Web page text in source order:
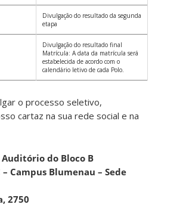
Divulgação do resultado da segunda
etapa
Divulgação do resultado final
Matrícula: A data da matrícula será
estabelecida de acordo com o
calendário letivo de cada Polo.
o processo seletivo,
cartaz na sua rede social e na
Auditório do Bloco B
– Campus Blumenau – Sede
2750